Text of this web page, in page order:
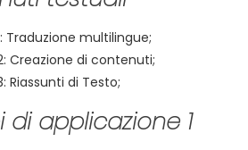
Traduzione multilingue;
Creazione di contenuti;
Riassunti di Testo;
di applicazione 1